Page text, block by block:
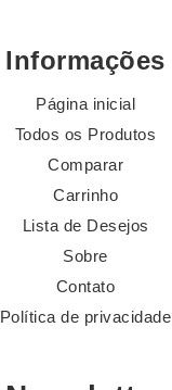
Informações
Página inicial
Todos os Produtos
Comparar
Carrinho
Lista de Desejos
Sobre
Contato
Política de privacidade